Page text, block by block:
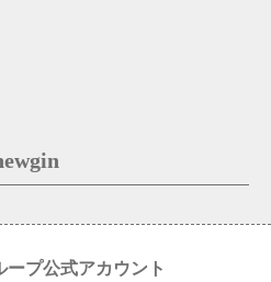
ープ公式アカウント